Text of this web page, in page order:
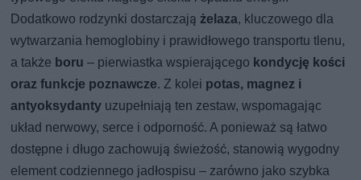
Dodatkowo rodzynki dostarczajążelaza, kluczowego dla
wytwarzania hemoglobiny i prawidłowego transportu tlenu,
a także boru – pierwiastka wspierającego kondycję kości
oraz funkcje poznawcze. Z kolei potas, magnez i
antyoksydanty uzupełniają ten zestaw, wspomagając
układ nerwowy, serce i odporność. A ponieważ są łatwo
dostępne i długo zachowują świeżość, stanowią wygodny
element codziennego jadłospisu – zarówno jako szybka